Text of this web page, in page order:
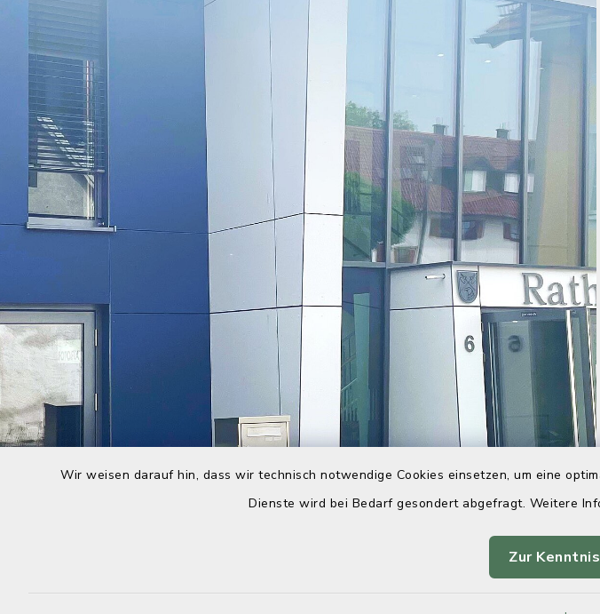
Wir weisen darauf hin, dass wir technisch notwendige Cookies einsetzen, um eine
Dienste wird bei Bedarf gesondert abgefragt. Weitere
Zur